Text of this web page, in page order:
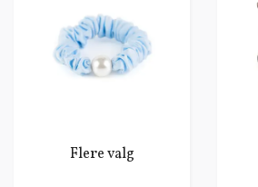
Flere valg